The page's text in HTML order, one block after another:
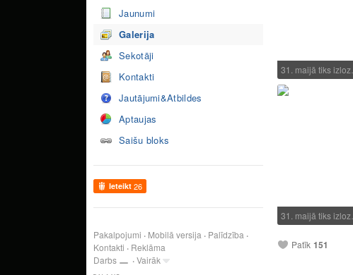
Jaunumi
Galerija
Sekotāji
Kontakti
Jautājumi&Atbildes
Aptaujas
Saišu bloks
Ieteikt 26
Pakalpojumi Mobilā versija
Palīdzība
Kontakti
Reklāma
Darbs
Vairāk
31. maijā tiks izloz…
31. maijā tiks izloz…
Patīk 151